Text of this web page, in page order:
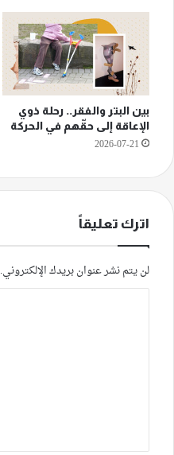
بين البتر والفقر.. رحلة ذوي
الإعاقة إلى حقّهم في الحركة
2026-07-21
اترك تعليقاً
لن يتم نشر عنوان بريدك الإلكتروني.